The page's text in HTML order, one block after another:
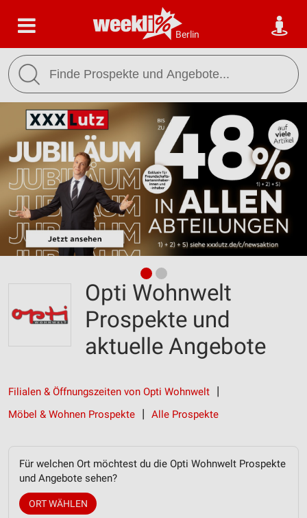
Berlin
Opti Wohnwelt
Prospekte und
aktuelle Angebote
Filialen & Öffnungszeiten von Opti Wohnwelt
Möbel & Wohnen Prospekte
Alle Prospekte
Für welchen Ort möchtest du die Opti Wohnwelt Prospekte
und Angebote sehen?
ORT WÄHLEN